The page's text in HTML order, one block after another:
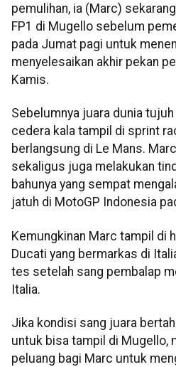
pemulihan, ia (Marc)
FP1 di Mugello sebelum
pada Jumat pagi untuk
menyelesaikan akhir pekan
Kamis.
Sebelumnya juara dunia
cedera kala tampil di sprint
berlangsung di Le Mans.
sekaligus juga melakukan
bahunya yang sempat
jatuh di MotoGP Indonesia
Kemungkinan Marc tampil di
Ducati yang bermarkas di
tes setelah sang pembalap
Italia.
Jika kondisi sang juara
untuk bisa tampil di Mugello,
peluang bagi Marc untuk